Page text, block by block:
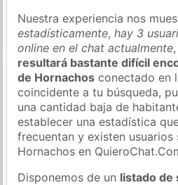
Nuestra experiencia nos
estadísticamente,hay 3
online en el chat actualmente
resultará bastante difícil
de Hornachos conectado en
coincidente a tu búsqueda,
una cantidad baja de
establecer una estadística
frecuentan y existen usuarios
Hornachos en
Disponemos de un listado de